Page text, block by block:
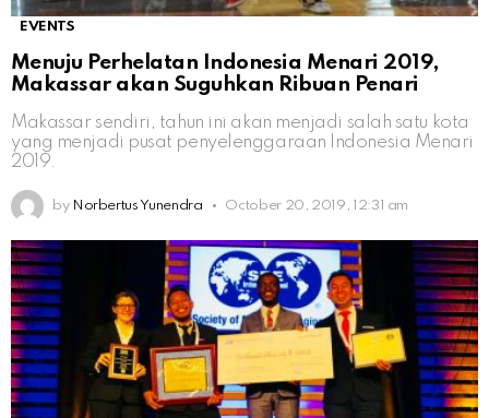
EVENTS
Menuju Perhelatan Indonesia Menari 2019,
Makassar akan Suguhkan Ribuan Penari
Makassar sendiri, tahun ini akan menjadi salah satu kota
yang menjadi pusat penyelenggaraan Indonesia Menari
2019.
by Norbertus Yunendra October 20, 2019, 12:31 am